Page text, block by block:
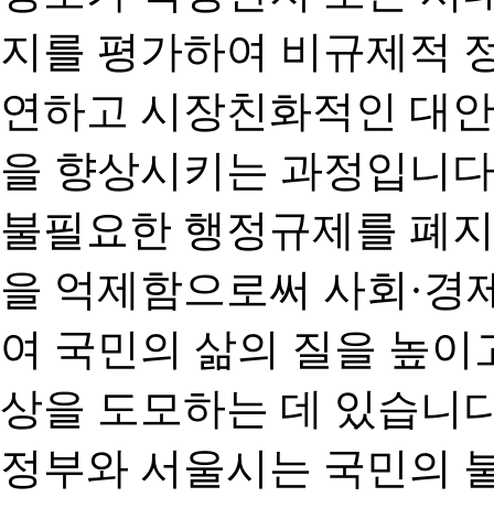
지를 평가하여 비규제적
연하고 시장친화적인 대
을 향상시키는 과정입니
불필요한 행정규제를 폐
을 억제함으로써 사회·경
여 국민의 삶의 질을 높
상을 도모하는 데 있습니
정부와 서울시는 국민의